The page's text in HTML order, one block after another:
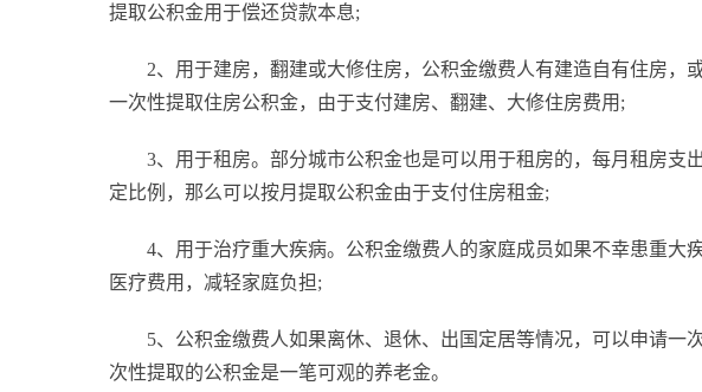
提取公积金用于偿还贷款本息;
2、用于建房，翻建或大修住房，公积金缴费人有建造自有住房，
一次性提取住房公积金，由于支付建房、翻建、大修住房费用;
3、用于租房。部分城市公积金也是可以用于租房的，每月租房支
定比例，那么可以按月提取公积金由于支付住房租金;
4、用于治疗重大疾病。公积金缴费人的家庭成员如果不幸患重大
医疗费用，减轻家庭负担;
5、公积金缴费人如果离休、退休、出国定居等情况，可以申请一
次性提取的公积金是一笔可观的养老金。